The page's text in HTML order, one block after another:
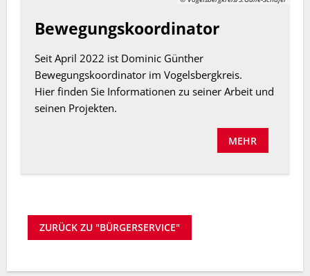
Bewegungskoordinator
Seit April 2022 ist Dominic Günther
Bewegungskoordinator im Vogelsbergkreis.
Hier finden Sie Informationen zu seiner Arbeit und
seinen Projekten.
MEHR
ZURÜCK ZU "BÜRGERSERVICE"